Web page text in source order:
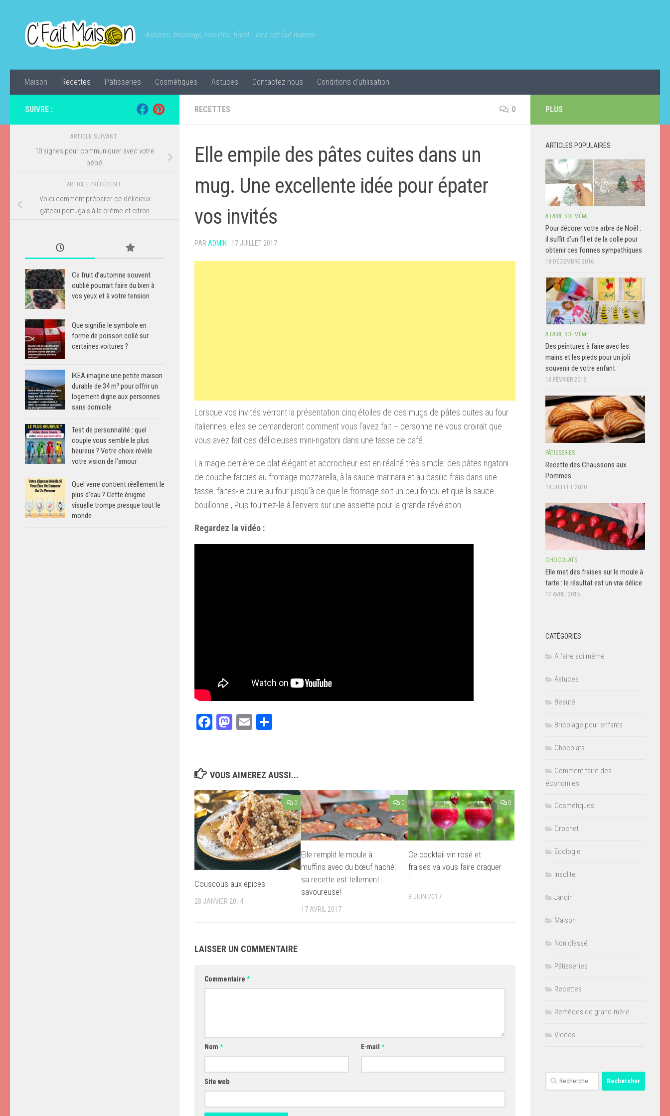
Astuces, bricolage, recettes, tricot...tout est fait maison
Maison Recettes Pâtisseries Cosmétiques Astuces Contactez-nous Conditions d’utilisation
RECETTES 0
Elle empile des pâtes cuites dans un
mug. Une excellente idée pour épater
vos invités
PAR ADMIN · 17 JUILLET 2017
Lorsque vos invités verront la présentation cinq étoiles de ces mugs de pâtes cuites au four
italiennes, elles se demanderont comment vous l’avez fait – personne ne vous croirait que
vous avez fait ces délicieuses mini-rigatoni dans une tasse de café.
La magie derrière ce plat élégant et accrocheur est en réalité très simple: des pâtes rigatoni
de couche farcies au fromage mozzarella, à la sauce marinara et au basilic frais dans une
tasse, faites-le cuire au four jusqu’à ce que le fromage soit un peu fondu et que la sauce
bouillonne , Puis tournez-le à l’envers sur une assiette pour la grande révélation.
Regardez la vidéo :
Facebook
Mastodon
Email
VOUS AIMEREZ AUSSI...
0
Couscous aux épices
28 JANVIER 2014
0
Elle remplit le moule à
muffins avec du bœuf haché:
sa recette est tellement
savoureuse!
17 AVRIL 2017
0
Ce cocktail vin rosé et
fraises va vous faire craquer
!
8 JUIN 2017
LAISSER UN COMMENTAIRE
Commentaire *
Nom * E-mail*
Site web
SUIVRE :
ARTICLE SUIVANT
10 signes pour communiquer avec votre
bébé!
ARTICLE PRÉCÉDENT
Voici comment préparer ce délicieux
gâteau portugais à la crème et citron
Ce fruit d’automne souvent
oublié pourrait faire du bien à
vos yeux et à votre tension
Que signifie le symbole en
forme de poisson collé sur
certaines voitures ?
IKEA imagine une petite maison
durable de 34 m² pour offrir un
logement digne aux personnes
sans domicile
Test de personnalité : quel
couple vous semble le plus
heureux ? Votre choix révèle
votre vision de l’amour
Quel verre contient réellement le
plus d’eau ? Cette énigme
visuelle trompe presque tout le
monde
PLUS
ARTICLES POPULAIRES
A FAIRE SOI MÊME
Pour décorer votre arbre de Noël :
il suffit d’un fil et de la colle pour
obtenir ces formes sympathiques
18 DÉCEMBRE 2016
A FAIRE SOI MÊME
Des peintures à faire avec les
mains et les pieds pour un joli
souvenir de votre enfant
13 FÉVRIER 2016
PÂTISSERIES
Recette des Chaussons aux
Pommes
14 JUILLET 2020
CHOCOLATS
Elle met des fraises sur le moule à
tarte : le résultat est un vrai délice
17 AVRIL 2015
CATÉGORIES
A faire soi même
Astuces
Beauté
Bricolage pour enfants
Chocolats
Comment faire des
économies
Cosmétiques
Crochet
Ecologie
Insolite
Jardin
Maison
Non classé
Pâtisseries
Recettes
Remèdes de grand-mère
Vidéos
Rechercher :